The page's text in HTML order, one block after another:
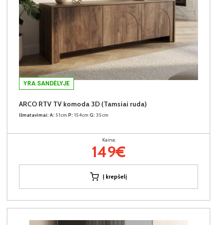
YRA SANDĖLYJE
ARCO RTV TV komoda 3D (Tamsiai ruda)
Išmatavimai: A: 51cm P: 154cm G: 35cm
Kaina:
149€
Į krepšelį